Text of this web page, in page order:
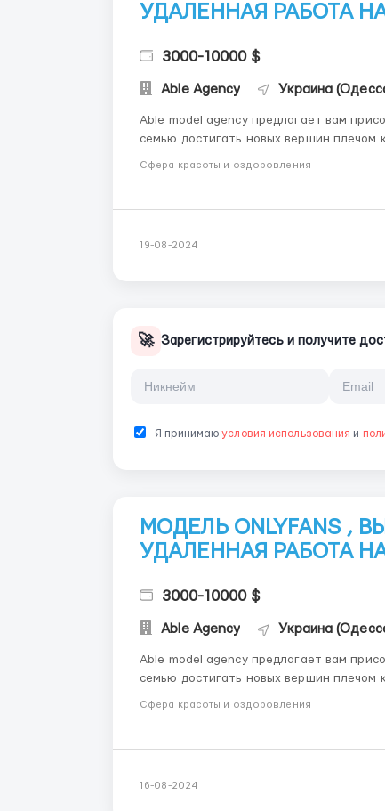
УДАЛЕННАЯ РАБОТА
3000-10000 $
Able Agency Украина
Able model agency предлагает вам
семью достигать новых вершин плечом к плечу ! В нашем штате более 150
Сфера красоты и оздоровления
19-08-2024
🚀 Зарегистрируйтесь и получите
Я принимаюусловия использования и
МОДЕЛЬ ONLYFANS ,
УДАЛЕННАЯ РАБОТА
3000-10000 $
Able Agency Украина
Able model agency предлагает вам
семью достигать новых вершин плечом к плечу ! В нашем штате более 150
Сфера красоты и оздоровления
16-08-2024